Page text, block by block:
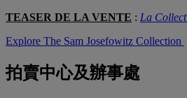
TEASER DE LA VENTE : La
Explore The Sam Josefowitz Collection
拍賣中心及辦事處